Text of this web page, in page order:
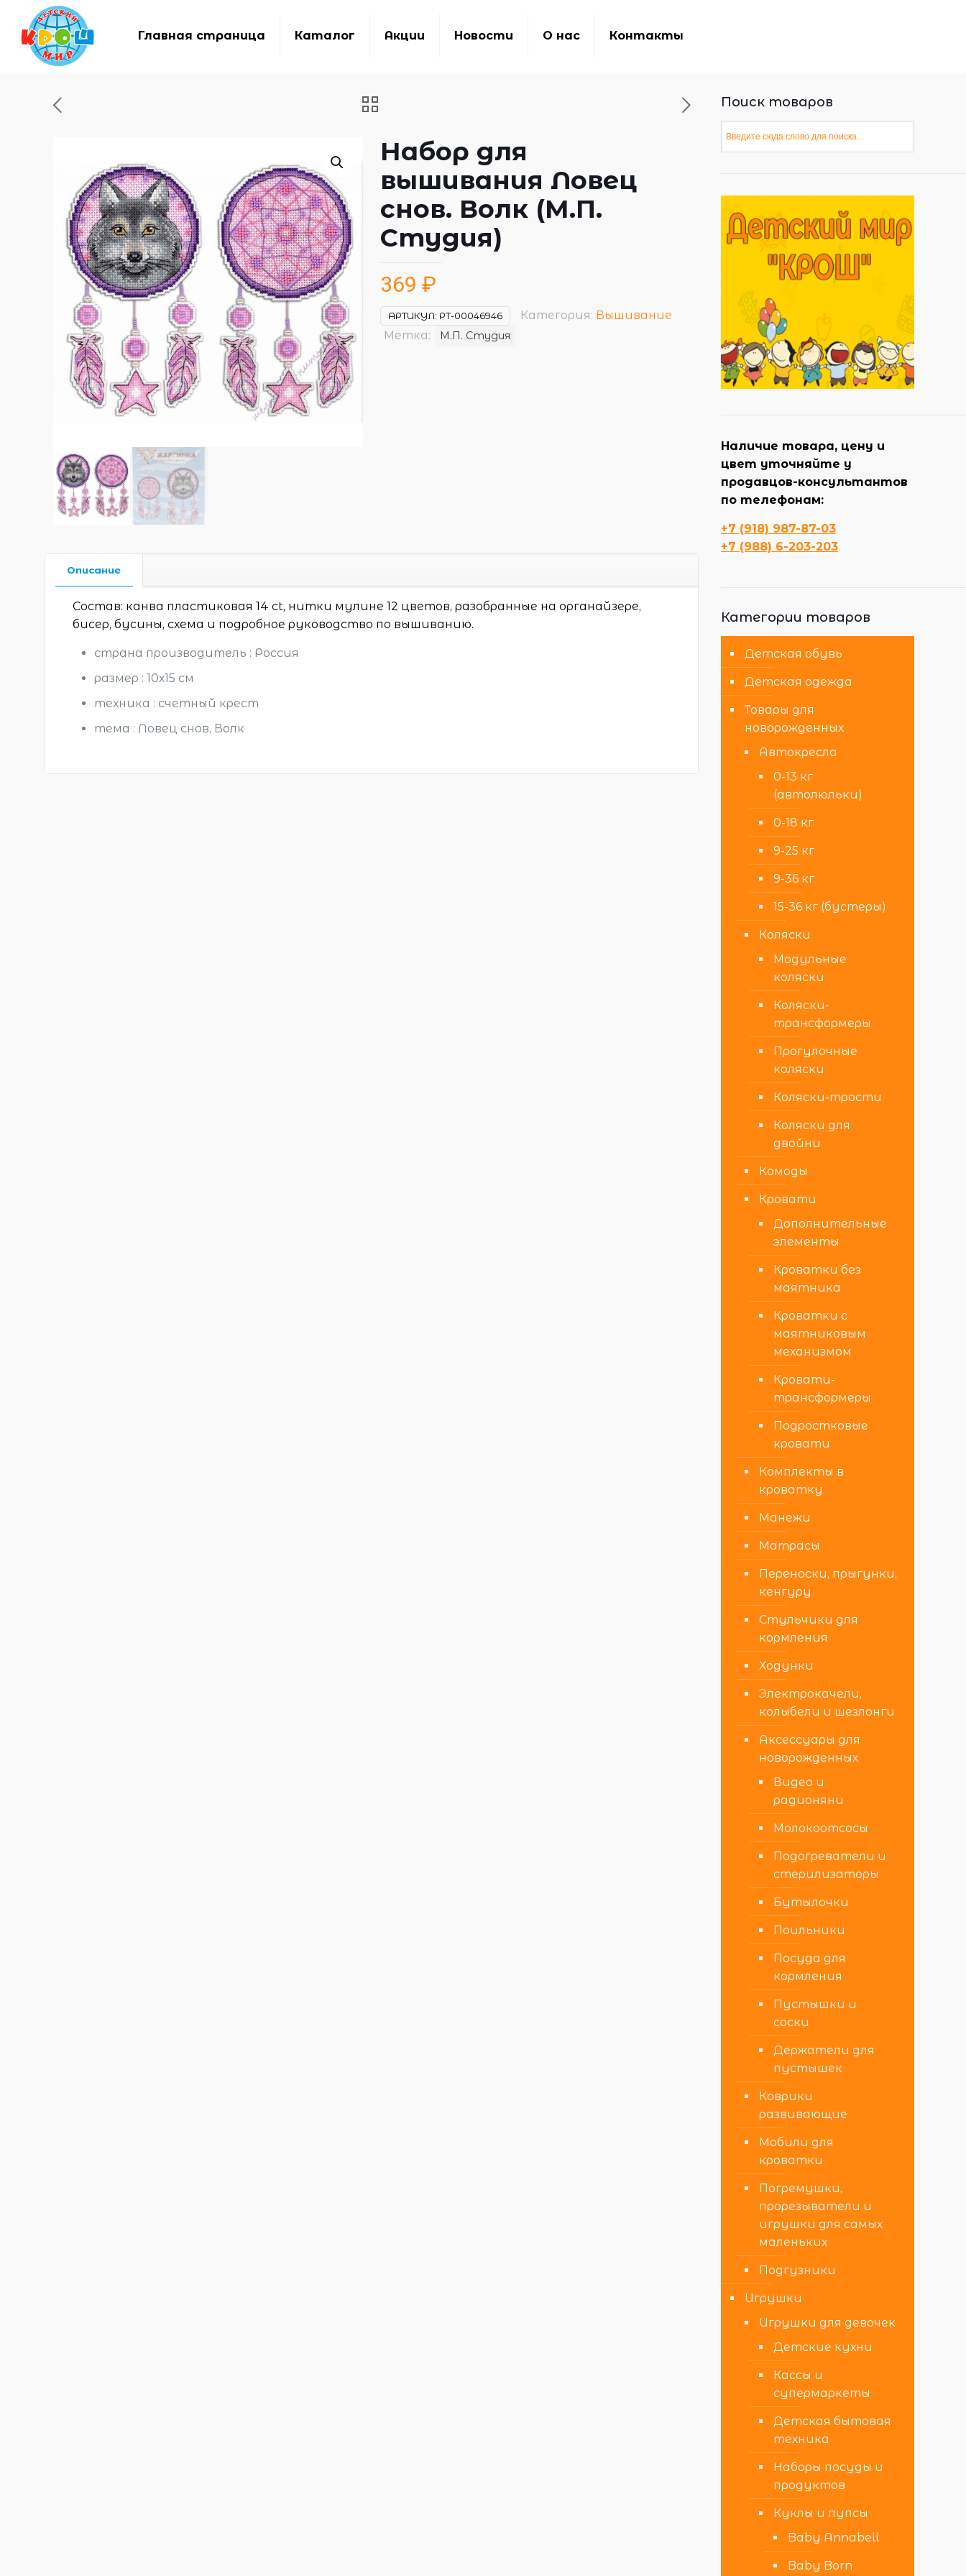
Главная страница Каталог Акции Новости О нас Контакты
Набор для
вышивания Ловец
снов. Волк (М.П.
Студия)
369 ₽
АРТИКУЛ: РТ-00046946 Категория: Вышивание
Метка:
М.П. Студия
Описание
Состав: канва пластиковая 14 ct, нитки мулине 12 цветов, разобранные на органайзере,
бисер, бусины, схема и подробное руководство по вышиванию.
страна производитель : Россия
размер : 10х15 см
техника : счетный крест
тема : Ловец снов, Волк
Поиск товаров
Наличие товара, цену и
цвет уточняйте у
продавцов-консультантов
по телефонам:
+7 (918) 987-87-03
+7 (988) 6-203-203
Категории товаров
Детская обувь
Детская одежда
Товары для
новорожденных
Автокресла
0-13 кг
(автолюльки)
0-18 кг
9-25 кг
9-36 кг
15-36 кг (бустеры)
Коляски
Модульные
коляски
Коляски-
трансформеры
Прогулочные
коляски
Коляски-трости
Коляски для
двойни
Комоды
Кровати
Дополнительные
элементы
Кроватки без
маятника
Кроватки с
маятниковым
механизмом
Кровати-
трансформеры
Подростковые
кровати
Комплекты в
кроватку
Манежи
Матрасы
Переноски, прыгунки,
кенгуру
Стульчики для
кормления
Ходунки
Электрокачели,
колыбели и шезлонги
Аксессуары для
новорожденных
Видео и
радионяни
Молокоотсосы
Подогреватели и
стерилизаторы
Бутылочки
Поильники
Посуда для
кормления
Пустышки и
соски
Держатели для
пустышек
Коврики
развивающие
Мобили для
кроватки
Погремушки,
прорезыватели и
игрушки для самых
маленьких
Подгузники
Игрушки
Игрушки для девочек
Детские кухни
Кассы и
супермаркеты
Детская бытовая
техника
Наборы посуды и
продуктов
Куклы и пупсы
Baby Annabell
Baby Born